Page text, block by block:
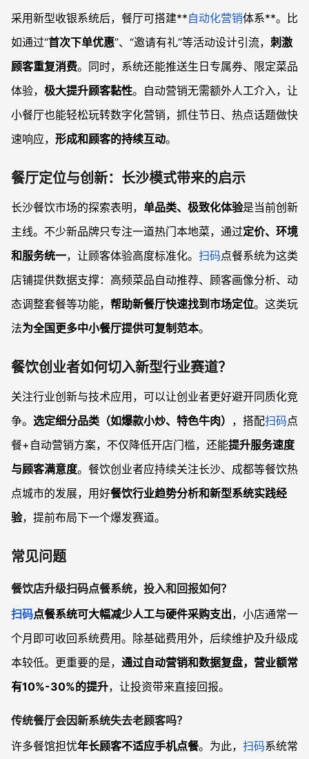
采用新型收银系统后，餐厅可搭建**自动化营销体系**。比
如通过“首次下单优惠”、“邀请有礼”等活动设计引流， 刺激
顾客重复消费。同时，系统还能推送生日专属券、限定菜品
体验， 极大提升顾客黏性。自动营销无需额外人工介入，让
小餐厅也能轻松玩转数字化营销，抓住节日、热点话题做快
速响应， 形成和顾客的持续互动。
餐厅定位与创新：长沙模式带来的启示
长沙餐饮市场的探索表明， 单品类、极致化体验是当前创新
主线。不少新品牌只专注一道热门本地菜，通过定价、环境
和服务统一，让顾客体验高度标准化。 扫码点餐系统为这类
店铺提供数据支撑：高频菜品自动推荐、顾客画像分析、动
态调整套餐等功能， 帮助新餐厅快速找到市场定位。这类玩
法为全国更多中小餐厅提供可复制范本。
餐饮创业者如何切入新型行业赛道？
关注行业创新与技术应用，可以让创业者更好避开同质化竞
争。 选定细分品类（如爆款小炒、特色牛肉） ，搭配扫码点
餐+自动营销方案，不仅降低开店门槛，还能提升服务速度
与顾客满意度。餐饮创业者应持续关注长沙、成都等餐饮热
点城市的发展，用好餐饮行业趋势分析和新型系统实践经
验，提前布局下一个爆发赛道。
常见问题
餐饮店升级扫码点餐系统，投入和回报如何？
扫码点餐系统可大幅减少人工与硬件采购支出，小店通常一
个月即可收回系统费用。除基础费用外，后续维护及升级成
本较低。更重要的是， 通过自动营销和数据复盘，营业额常
有10%-30%的提升，让投资带来直接回报。
传统餐厅会因新系统失去老顾客吗？
许多餐馆担忧年长顾客不适应手机点餐。为此， 扫码系统常